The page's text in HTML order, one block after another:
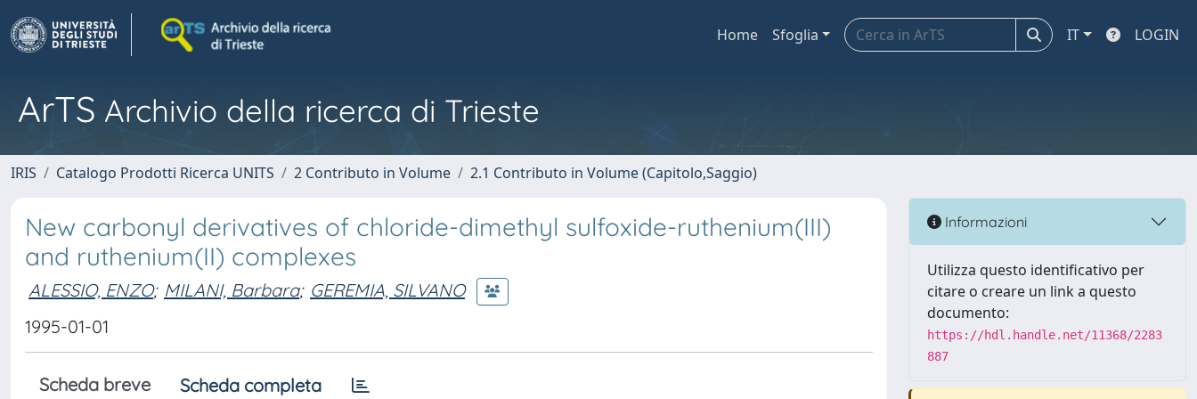
Home Sfoglia IT LOGIN
ArTS Archivio della ricerca di Trieste
IRIS Catalogo Prodotti Ricerca UNITS 2 Contributo in Volume 2.1 Contributo in Volume (Capitolo,Saggio)
New carbonyl derivatives of chloride-dimethyl sulfoxide-ruthenium(III)
and ruthenium(II) complexes
ALESSIO, ENZO; MILANI, Barbara; GEREMIA, SILVANO
1995-01-01
Scheda breve Scheda completa
Informazioni
Utilizza questo identificativo per
citare o creare un link a questo
documento:
https://hdl.handle.net/11368/2283
887